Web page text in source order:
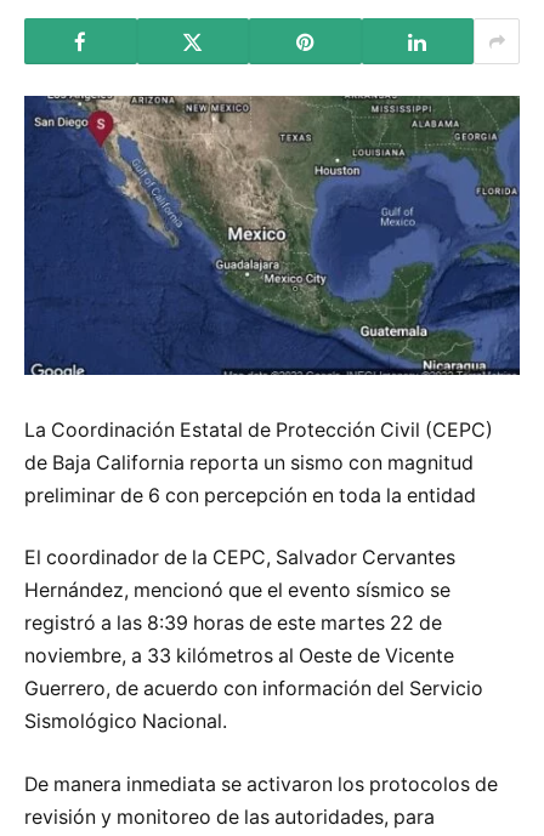
La Coordinación Estatal de Protección Civil (CEPC)
de Baja California reporta un sismo con magnitud
preliminar de 6 con percepción en toda la entidad
El coordinador de la CEPC, Salvador Cervantes
Hernández, mencionó que el evento sísmico se
registró a las 8:39 horas de este martes 22 de
noviembre, a 33 kilómetros al Oeste de Vicente
Guerrero, de acuerdo con información del Servicio
Sismológico Nacional.
De manera inmediata se activaron los protocolos de
revisión y monitoreo de las autoridades, para